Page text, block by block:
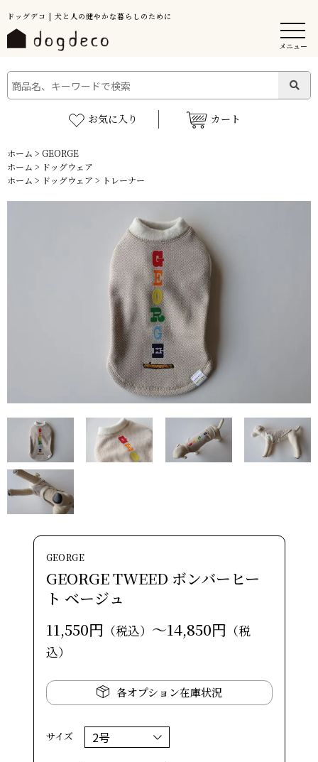
ドッグデコ | 犬と人の健やかな暮らしのために
メニュー
お気に入り カート
ホーム > GEORGE
ホーム > ドッグウェア
ホーム > ドッグウェア > トレーナー
GEORGE
GEORGE TWEED ボンバーヒー
ト ベージュ
11,550円 （税込） ～14,850円 （税
込）
各オプション在庫状況
サイズ